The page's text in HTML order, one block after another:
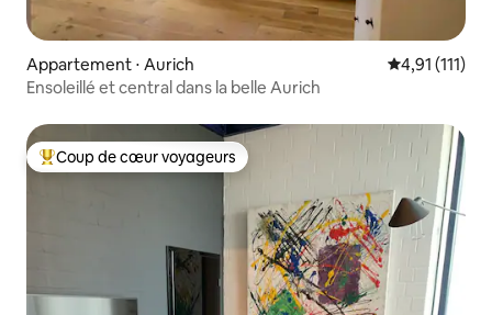
Appartement ⋅ Aurich Évaluation
4,91 (111)
Ensoleillé et central dans la belle Aurich
Coups de cœur voyageurs les plus appréciés
Coup de cœur voyageurs